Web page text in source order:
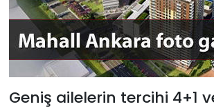
Geniş ailelerin tercihi 4+1